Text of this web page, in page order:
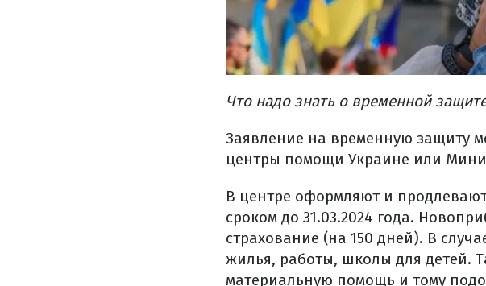
Что надо знать о временной
Заявление на временную защиту
центры помощи Украине или
В центре оформляют и
сроком до 31.03.2024 года.
страхование (на 150 дней). В
жилья, работы, школы для детей.
материальную помощь и тому